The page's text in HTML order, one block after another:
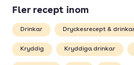
Fler recept inom
Drinkar Dryckesrecept &
Kryddig Kryddiga drinkar